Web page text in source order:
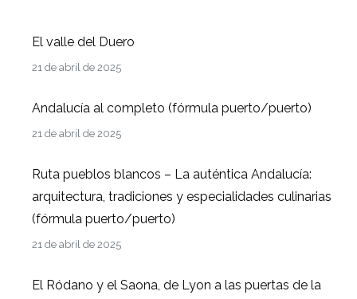
El valle del Duero
21 de abril de 2025
Andalucía al completo (fórmula puerto/puerto)
21 de abril de 2025
Ruta pueblos blancos – La auténtica Andalucía:
arquitectura, tradiciones y especialidades culinarias
(fórmula puerto/puerto)
21 de abril de 2025
El Ródano y el Saona, de Lyon a las puertas de la